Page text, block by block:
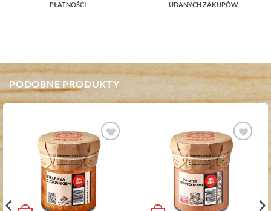
PŁATNOŚCI
UDANYCH ZAKUPÓW
PODOBNE PRODUKTY
Dodaj do
ulubionych
Dodaj do
ulubionych